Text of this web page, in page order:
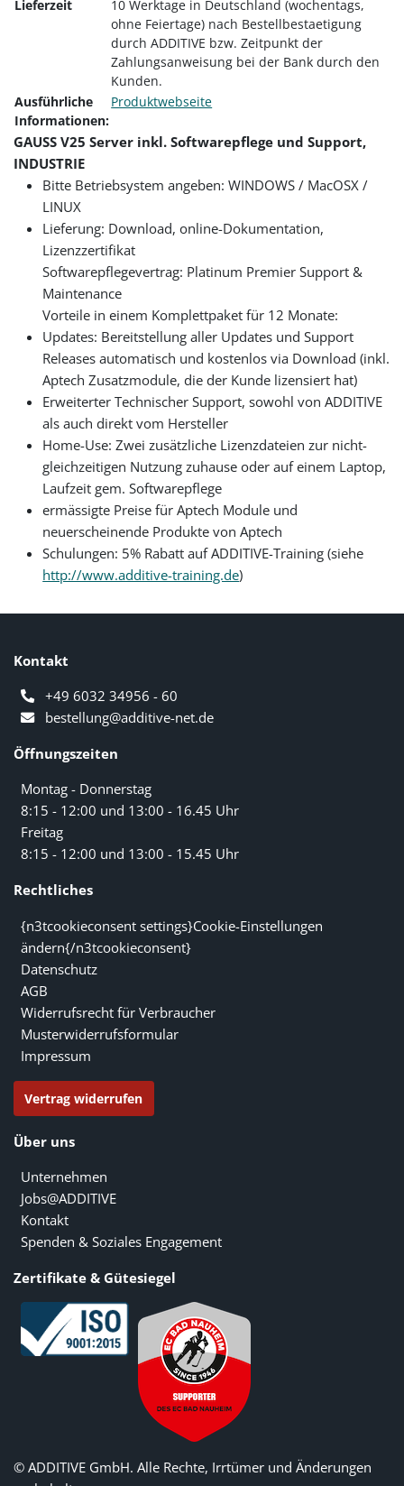
Lieferzeit
10 Werktage in Deutschland (wochentags,
ohne Feiertage) nach Bestellbestaetigung
durch ADDITIVE bzw. Zeitpunkt der
Zahlungsanweisung bei der Bank durch den
Kunden.
Ausführliche
Informationen:
Produktwebseite
GAUSS V25 Server inkl. Softwarepflege und Support,
INDUSTRIE
Bitte Betriebsystem angeben: WINDOWS / MacOSX /
LINUX
Lieferung: Download, online-Dokumentation,
Lizenzzertifikat
Softwarepflegevertrag: Platinum Premier Support &
Maintenance
Vorteile in einem Komplettpaket für 12 Monate:
Updates: Bereitstellung aller Updates und Support
Releases automatisch und kostenlos via Download (inkl.
Aptech Zusatzmodule, die der Kunde lizensiert hat)
Erweiterter Technischer Support, sowohl von ADDITIVE
als auch direkt vom Hersteller
Home-Use: Zwei zusätzliche Lizenzdateien zur nicht-
gleichzeitigen Nutzung zuhause oder auf einem Laptop,
Laufzeit gem. Softwarepflege
ermässigte Preise für Aptech Module und
neuerscheinende Produkte von Aptech
Schulungen: 5% Rabatt auf ADDITIVE-Training (siehe
http://www.additive-training.de)
Kontakt
+49 6032 34956 - 60
bestellung@additive-net.de
Öffnungszeiten
Montag - Donnerstag
8:15 - 12:00 und 13:00 - 16.45 Uhr
Freitag
8:15 - 12:00 und 13:00 - 15.45 Uhr
Rechtliches
{n3tcookieconsent settings}Cookie-Einstellungen
ändern{/n3tcookieconsent}
Datenschutz
AGB
Widerrufsrecht für Verbraucher
Musterwiderrufsformular
Impressum
Vertrag widerrufen
Über uns
Unternehmen
Jobs@ADDITIVE
Kontakt
Spenden & Soziales Engagement
Zertifikate & Gütesiegel
© ADDITIVE GmbH. Alle Rechte, Irrtümer und Änderungen